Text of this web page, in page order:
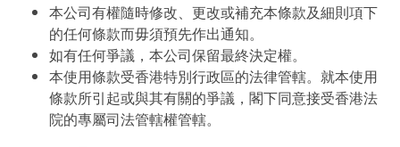
本公司有權隨時修改、更改或補充本條款及細則項下
的任何條款而毋須預先作出通知。
如有任何爭議，本公司保留最終決定權。
本使用條款受香港特別行政區的法律管轄。就本使用
條款所引起或與其有關的爭議，閣下同意接受香港法
院的專屬司法管轄權管轄。